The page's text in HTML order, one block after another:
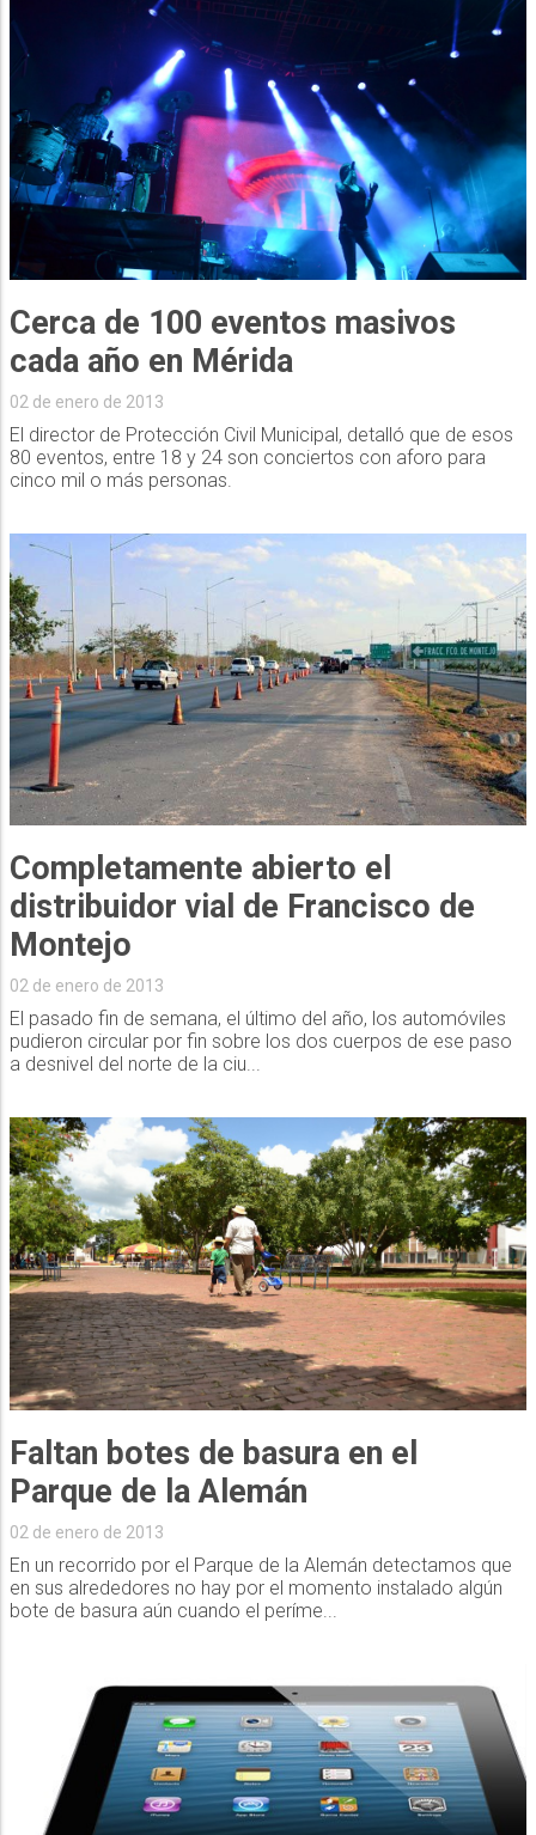
Cerca de 100 eventos masivos
cada año en Mérida
02 de enero de 2013
El director de Protección Civil Municipal, detalló que de esos
80 eventos, entre 18 y 24 son conciertos con aforo para
cinco mil o más personas.
Completamente abierto el
distribuidor vial de Francisco de
Montejo
02 de enero de 2013
El pasado fin de semana, el último del año, los automóviles
pudieron circular por fin sobre los dos cuerpos de ese paso
a desnivel del norte de la ciu...
Faltan botes de basura en el
Parque de la Alemán
02 de enero de 2013
En un recorrido por el Parque de la Alemán detectamos que
en sus alrededores no hay por el momento instalado algún
bote de basura aún cuando el períme...